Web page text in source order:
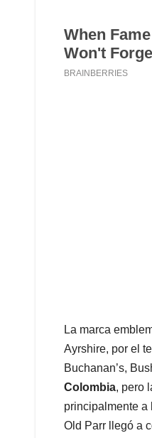
La marca
Ayrshire, por el
Buchanan’s,
Colombia, pero
principalmente a
Old Parr llegó a